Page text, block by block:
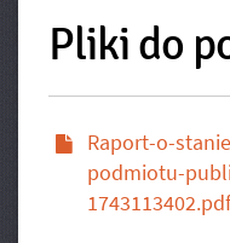
Pliki do
Raport-o-
podmiotu-